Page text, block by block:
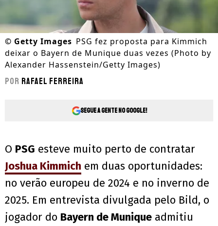
© Getty Images PSG fez proposta para Kimmich
deixar o Bayern de Munique duas vezes (Photo by
Alexander Hassenstein/Getty Images)
Por Rafael Ferreira
Segue a gente no Google!
O PSG esteve muito perto de contratar
Joshua Kimmich em duas oportunidades:
no verão europeu de 2024 e no inverno de
2025. Em entrevista divulgada pelo Bild, o
jogador do Bayern de Munique admitiu